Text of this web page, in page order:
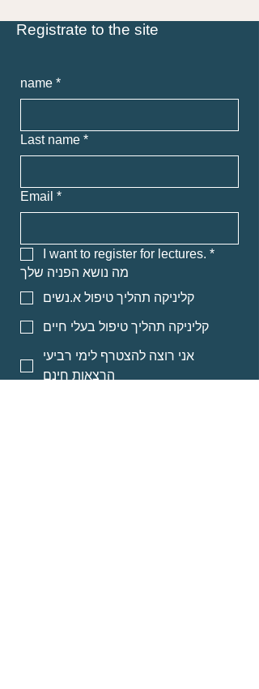
Registrate to the site
name *
Last name *
Email *
I want to register for lectures. *
מה נושא הפניה שלך
קליניקה תהליך טיפול א.נשים
קליניקה תהליך טיפול בעלי חיים
אני רוצה להצטרף לימי רביעי
הרצאות חינם